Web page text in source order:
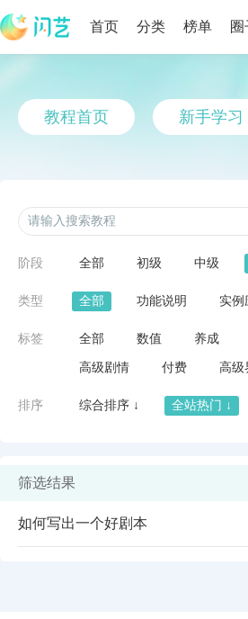
首页 分类 榜单 圈
教程首页 新手学习
阶段 全部 初级 中级
类型 全部 功能说明 实例
标签 全部 数值 养成
高级剧情 付费 高级
排序 综合排序 ↓ 全站热门 ↓
筛选结果
如何写出一个好剧本